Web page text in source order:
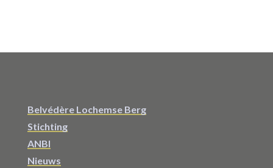
Belvédère Lochemse Berg
Stichting
ANBI
Nieuws